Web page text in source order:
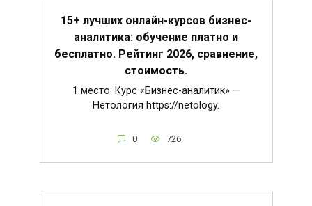
15+ лучших онлайн-курсов бизнес-
аналитика: обучение платно и
бесплатно. Рейтинг 2026, сравнение,
стоимость.
1 место. Курс «Бизнес-аналитик» —
Нетология https://netology.
0 726